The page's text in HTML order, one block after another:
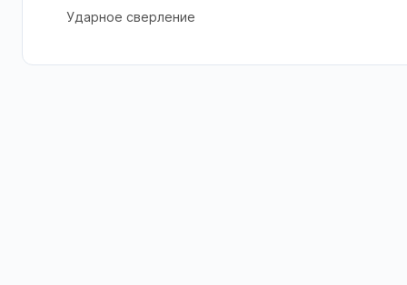
Ударное сверление